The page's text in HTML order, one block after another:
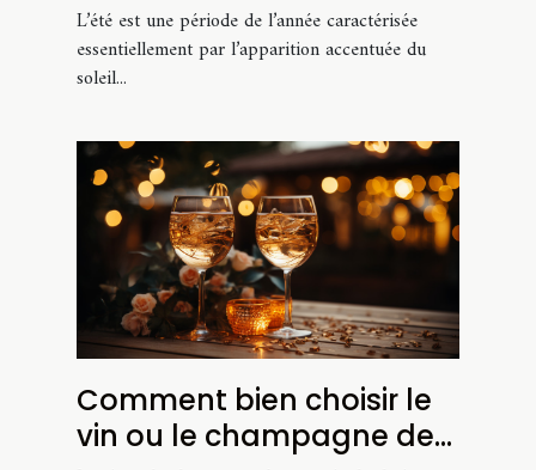
L’été est une période de l’année caractérisée
essentiellement par l’apparition accentuée du
soleil...
Comment bien choisir le
vin ou le champagne de